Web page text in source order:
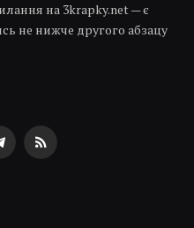
на 3krapky.net — є
не нижче другого абзацу
RSS